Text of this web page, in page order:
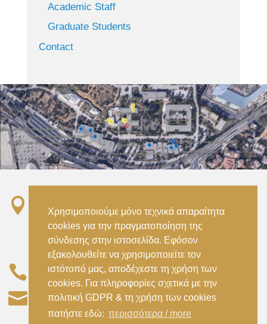
Academic Staff
Graduate Students
Contact

Αττικής –
Metro ISAP – Irini Station, 15122, Marousi
Attica
 (+30) 210 2896738–(+30) 210 2896739
 civil@aspete.gr
Χρησιμοποιούμε μόνο τεχνικά απαραίτητα
cookies για την πραγματοποίηση της
σύνδεσης στην ιστοσελίδα. Εφόσον
εξακολουθείτε να χρησιμοποιείτε τον
ιστότοπό μας, αποδέχεστε τη χρήση των
cookies. Για πληροφορίες σχετικά με την
πολιτική GDPR & τη χρήση των cookies
πατήστε εδώ: περισσότερα / more